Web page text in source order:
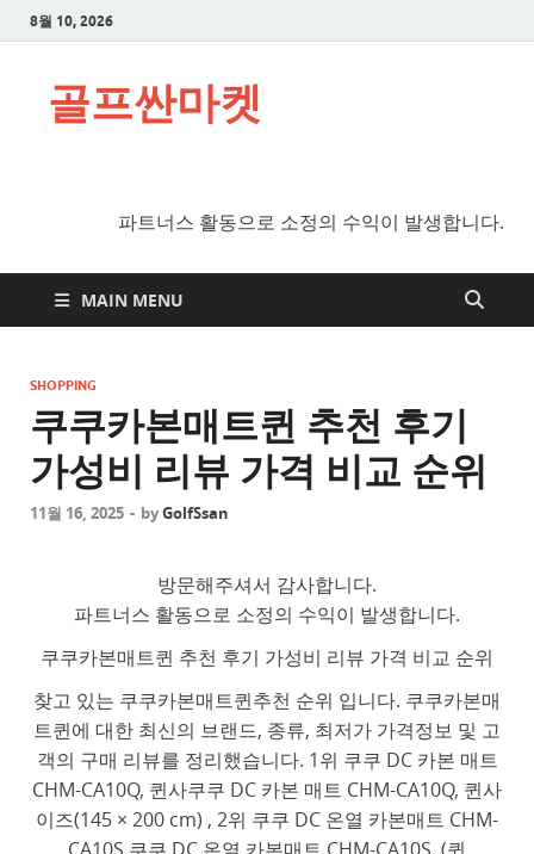
8월 10, 2026
골프싼마켓
파트너스 활동으로 소정의 수익이 발생합니다.
MAIN MENU
SHOPPING
쿠쿠카본매트퀸 추천 후기
가성비 리뷰 가격 비교 순위
11월 16, 2025 - byGolfSsan
방문해주셔서 감사합니다.
파트너스 활동으로 소정의 수익이 발생합니다.
쿠쿠카본매트퀸 추천 후기 가성비 리뷰 가격 비교 순위
찾고 있는 쿠쿠카본매트퀸추천 순위 입니다. 쿠쿠카본매
트퀸에 대한 최신의 브랜드, 종류, 최저가 가격정보 및 고
객의 구매 리뷰를 정리했습니다. 1위 쿠쿠 DC 카본 매트
CHM-CA10Q, 퀸사쿠쿠 DC 카본 매트 CHM-CA10Q, 퀸사
이즈(145 × 200 cm) , 2위 쿠쿠 DC 온열 카본매트 CHM-